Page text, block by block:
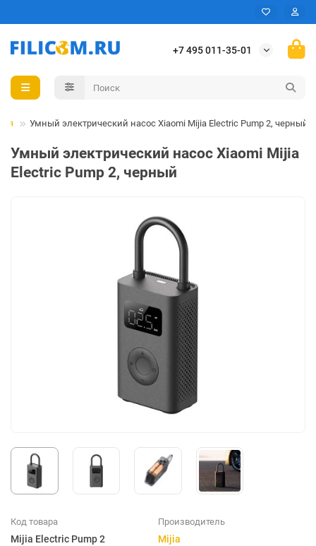
+7 495 011-35-01
Умный электрический насос Xiaomi Mijia Electric Pump 2, черный
Умный электрический насос Xiaomi Mijia
Electric Pump 2, черный
Код товара
Mijia Electric Pump 2
Производитель
Mijia